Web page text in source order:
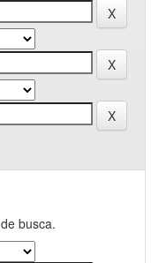
busca.